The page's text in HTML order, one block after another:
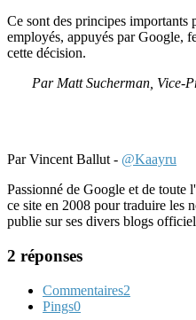
Ce sont des principes importants
employés, appuyés par Google,
cette décision.
Par Matt Sucherman, Vice-
Par Vincent Ballut - @Kaayru
Passionné de Google et de toute
ce site en 2008 pour traduire les
publie sur ses divers blogs
2 réponses
Commentaires2
Pings0